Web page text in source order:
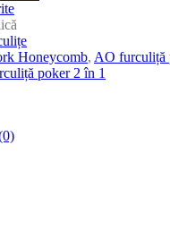
Honeycomb, AO furculiță
poker 2 în 1